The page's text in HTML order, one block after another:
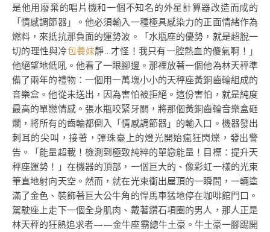
是他用廢棄的唱片機和一個不知名的外星計算器改造而成的
「情感調節器」。他必須輸入一種極具感染力的正面情緒作為
燃料，來抵抗那負面的運勢波。「水瓶座的優勢，就是超脫一
切的理性與冷包養妹靜…才怪！我只有一腔熱血的傻氣啊！」
他絕望地低吼。他看了一眼腳邊。那裡放著一個他為林天秤準
備了兩年的禮物：一個用一萬塊小小的天秤座黃銅齒輪組成的
音樂盒。他從未送出，因為害怕被拒絕。這份害怕，就是純度
最高的單戀情感。張水瓶咬緊牙關，將那個黃銅齒輪音樂盒砸
爛，將所有的齒輪都倒入「情感調節器」的輸入口。機器發出
刺耳的尖叫，接著，彈珠臺上的燈光開始瘋狂閃爍，發出警
告。「能量超載！檢測到極致純粹的單戀能量！目標：提升天
秤座運勢！」在機器的頂部，一個巨大的、像彩虹一樣的光束
筆直地射向天空。然而，就在光束衝出屋頂的一瞬間，一輛塗
滿了金色、裝飾著巨大公牛角的悍馬車猛地停在咖啡館門口。
駕駛座上走下一個全身肌肉、戴著鑽石項圈的男人，那人正是
林天秤的狂熱追求者——金牛座霸總牛土豪。牛土豪一腳踢開